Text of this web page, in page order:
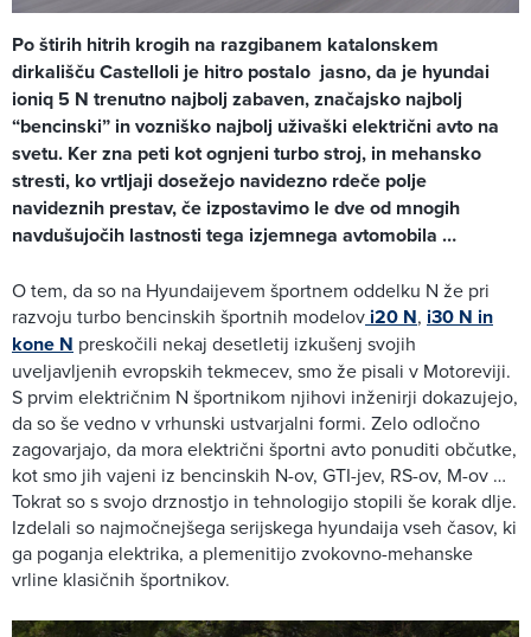
Po štirih hitrih krogih na razgibanem katalonskem
dirkališču Castelloli je hitro postalo jasno, da je hyundai
ioniq 5 N trenutno najbolj zabaven, značajsko najbolj
“bencinski” in vozniško najbolj uživaški električni avto na
svetu. Ker zna peti kot ognjeni turbo stroj, in mehansko
stresti, ko vrtljaji dosežejo navidezno rdeče polje
navideznih prestav, če izpostavimo le dve od mnogih
navdušujočih lastnosti tega izjemnega avtomobila …
O tem, da so na Hyundaijevem športnem oddelku N že pri
razvoju turbo bencinskih športnih modelov i20 N, i30 N in
kone N preskočili nekaj desetletij izkušenj svojih
uveljavljenih evropskih tekmecev, smo že pisali v Motoreviji.
S prvim električnim N športnikom njihovi inženirji dokazujejo,
da so še vedno v vrhunski ustvarjalni formi. Zelo odločno
zagovarjajo, da mora električni športni avto ponuditi občutke,
kot smo jih vajeni iz bencinskih N-ov, GTI-jev, RS-ov, M-ov …
Tokrat so s svojo drznostjo in tehnologijo stopili še korak dlje.
Izdelali so najmočnejšega serijskega hyundaija vseh časov, ki
ga poganja elektrika, a plemenitijo zvokovno-mehanske
vrline klasičnih športnikov.